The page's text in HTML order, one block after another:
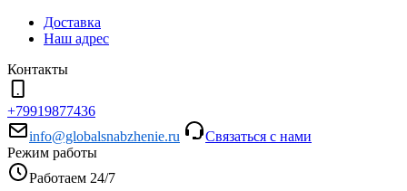
Доставка
Наш адрес
Контакты
+79919877436
info@globalsnabzhenie.ru
Связаться с нами
Режим работы
Работаем 24/7